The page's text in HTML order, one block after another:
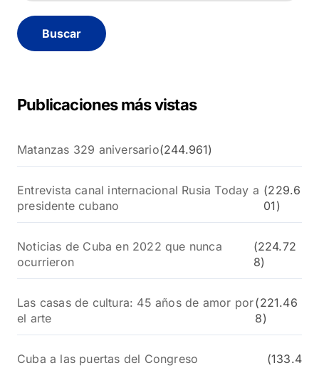
c
a
Publicaciones más vistas
Matanzas 329 aniversario(244.961)
Entrevista canal internacional Rusia Today a
presidente cubano
(229.6
01)
Noticias de Cuba en 2022 que nunca
ocurrieron
(224.72
8)
Las casas de cultura: 45 años de amor por
el arte
(221.46
8)
Cuba a las puertas del Congreso
(133.4